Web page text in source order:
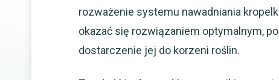
rozważenie systemu nawadniania
okazać się rozwiązaniem optymalnym,
dostarczenie jej do korzeni roślin.